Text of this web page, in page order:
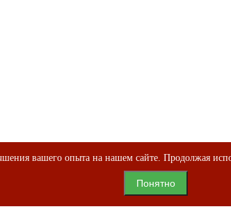
вашего опыта на нашем сайте. Продолжая
Понятно